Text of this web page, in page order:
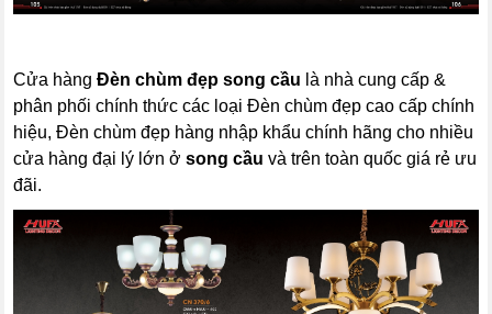
Cửa hàngĐèn chùm đẹpsong cầu là nhà cung cấp &
phân phối chính thức các loại Đèn chùm đẹp cao cấp chính
hiệu, Đèn chùm đẹp hàng nhập khẩu chính hãng cho nhiều
cửa hàng đại lý lớn ởsong cầu và trên toàn quốc giá rẻ ưu
đãi.